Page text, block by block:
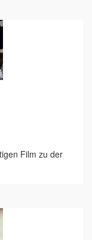
Film zu der